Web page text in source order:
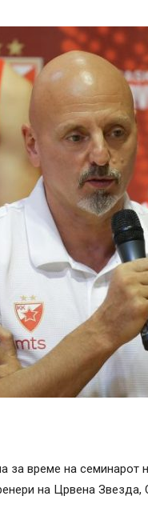
за време на семинарот
на Црвена